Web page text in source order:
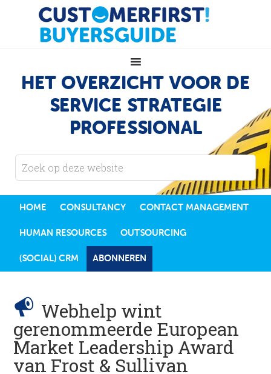
HET OVERZICHT VOOR DE
SERVICE STRATEGIE
PROFESSIONAL
HOME CONSULTANCY CONTACT MANAGEMENT
HUMAN RESOURCES OUTSOURCING
(SOCIAL) CRM ABONNEREN
Webhelp wint
gerenommeerde European
Market Leadership Award
van Frost & Sullivan